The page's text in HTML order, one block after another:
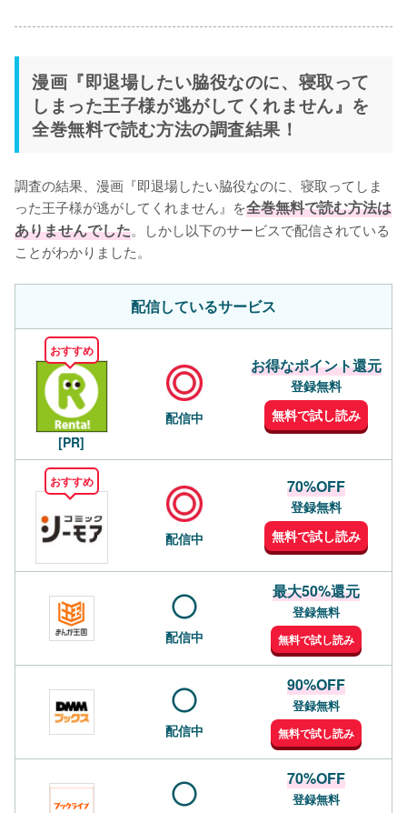
漫画『即退場したい脇役なのに、寝取って
しまった王子様が逃がしてくれません』を
全巻無料で読む方法の調査結果！
調査の結果、漫画『即退場したい脇役なのに、寝取ってしま
った王子様が逃がしてくれません』を全巻無料で読む方法は
ありませんでした。しかし以下のサービスで配信されている
ことがわかりました。
配信しているサービス
おすすめ
[PR]
配信中
お得なポイント還元
登録無料
無料で試し読み
おすすめ
配信中
70%OFF
登録無料
無料で試し読み
配信中
最大50%還元
登録無料
無料で試し読み
配信中
90%OFF
登録無料
無料で試し読み
70%OFF
登録無料